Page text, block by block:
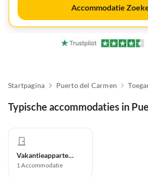
Accommodatie
Startpagina Puerto del Carmen
Typische accommodaties in
Vakantieappartement
1Accommodatie